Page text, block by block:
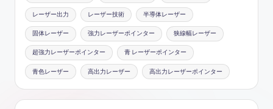
レーザー出力 レーザー技術 半導体レーザー
固体レーザー 強力レーザーポインター 狭線幅レーザー
超強力レーザーポインター 青 レーザーポインター
青色レーザー 高出力レーザー 高出力レーザーポインター